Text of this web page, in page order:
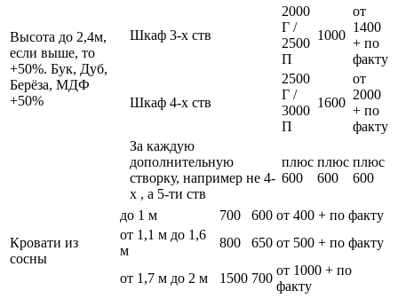
Высота до 2,4м,
если выше, то
+50%. Бук, Дуб,
Берёза, МДФ
+50%
Шкаф 3-х ств
2000
Г /
2500
П
1000
от
1400
+ по
факту
Шкаф 4-х ств
2500
Г /
3000
П
1600
от
2000
+ по
факту
За каждую
дополнительную
створку, например не 4-
х , а 5-ти ств
плюс
600
плюс
600
плюс
600
Кровати из
сосны
до 1 м 700 600 от 400 + по факту
от 1,1 м до 1,6
м
800 650 от 500 + по факту
от 1,7 м до 2 м 1500 700
от 1000 + по
факту